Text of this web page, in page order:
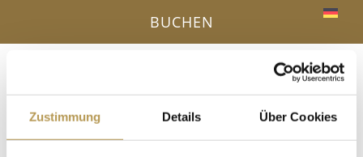
Zustimmung Details Über Cookies
a Menü
BUCHEN